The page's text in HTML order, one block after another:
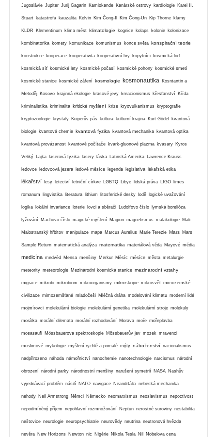
Jugoslávie Jupiter Jurij Gagarin Kamiokande Kanárské ostrovy kardiologie Karel II.
Stuart katastrofa kauzalita Kelvin Kim Čong-Il Kim Čong-Un Kip Thorne klamy
KLDR Klementinum klima měst klimatologie kognice kolaps kolonie kolonizace
kombinatorika komety komunikace komunismus konce světa konspirační teorie
konstrukce kooperace kooperativita kooperativní hry kopytníci kosmická loď
kosmická síť kosmické lety kosmické počasí kosmické pohony kosmické smetí
kosmické stanice kosmické záření kosmologie kosmonautika Kosntantin a
Metoděj Kosovo krajinná ekologie krasové jevy kreacionismus křesťanství Křída
kriminalistika kriminalita kritické myšlení krize kryovulkanismus kryptografie
kryptozoologie krystaly Kuiperův pás kultura kulturní krajina Kurt Gödel kvantová
biologie kvantová chemie kvantová fyzika kvantová mechanika kvantová optika
kvantová provázanost kvantové počítače kvark-gluonové plazma kvasary Kyros
Veliký Lajka laserová fyzika lasery láska Latinská Amerika Lawrence Krauss
ledovce ledovcová jezera ledové měsíce legenda legislativa lékařská etika
lékařství lesy letectví letniční církve LGBTQ Libye lidská práva LIGO limes
romanum lingvistika literatura lithium litosferické desky lodě logické uvažování
logika lokální invariance loterie lovci a sběrači Ludolfovo číslo lymská borelióza
lyžování Machovo číslo magické myšlení Magion magnetismus malakologie Mali
Malostranský hřbitov manipulace mapa Marcus Aurelius Marie Terezie Mars Mars
Sample Return matematická analýza matematika materiálová věda Mayové média
medicína medvěd Mensa menšiny Merkur Měsíc měsíce města metalurgie
meteority meteorologie Mezinárodní kosmická stanice mezinárodní vztahy
migrace mikrobi mikrobiom mikroorganismy mikroskopie mikrosvět mimozemské
civilizace mimozemšťané mladočeši Mléčná dráha modelování klimatu moderní lidé
mojmírovci molekulární biologie molekulární genetika molekulární stroje molekuly
morálka morální dilemata morální rozhodování Morava moře mořeplavba
mosasauři Mössbauerova spektroskopie Mössbauerův jev mozek mravenci
muslimové mykologie myšlení rychlé a pomalé mýty náboženství nacionalismus
nadpřirozeno náhoda námořnictví nanochemie nanotechnologie narcismus národní
obrození národní parky národnostní menšiny narušení symetrií NASA Nashův
vyjednávací problém násilí NATO navigace Neandrtálci nebeská mechanika
nehody Neil Armstrong Němci Německo neomarxismus neoslavismus nepoctivost
nepodmíněný příjem nepohlavní rozmnožování Neptun nerostné suroviny nestabilita
neštovice neurologie neuropsychiatrie neurovědy neutrina neutronová hvězda
nevěra New Horizons Newton nic Nigérie Nikola Tesla Nil Nobelova cena